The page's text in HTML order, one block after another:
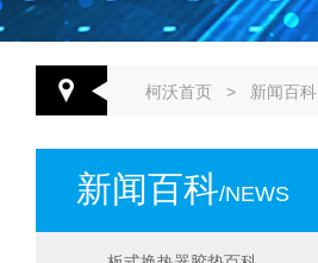
柯沃首页 > 新闻百科
新闻百科/NEWS